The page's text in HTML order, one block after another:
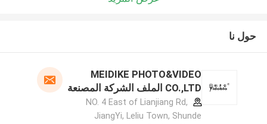
حول نا
MEIDIKE PHOTO&VIDEO
CO.,LTD الملف الشركة المصنعة
NO. 4 East of Lianjiang Rd,
JiangYi, Leliu Town, Shunde